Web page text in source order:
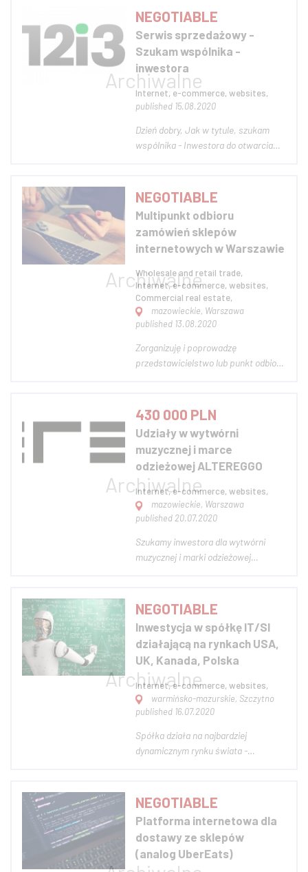
Główna funkcjonalność opiera się na
usystematyzowanej bazie pojazdów i
możliwości eksportu ofert sprzedaży
na serwisy ogłosz...
NEGOTIABLE
Serwis sprzedażowy -
Szukam wspólnika -
inwestora
Internet, e-commerce, websites,
published 15.08.2020
Dzień dobry, Jak w tytule, szukam
wspólnika - Inwestora do otwarcia
istnieje w internecie. Poszukuję
inwestora - wspólnika który chwiałby
zainwestować w rozwój serwisu.
Kategoria...
NEGOTIABLE
Multipunkt odbioru
zamówień sklepów
internetowych w Warszawie
Wholesale and retail trade,
Internet, e-commerce, websites,
Commercial real estate,
mazowieckie, Warszawa
published 13.08.2020
Zorganizuję i poprowadzę
przedstawicielstwo lub punkt odbioru
Warszawą. Do dyspozycji własny
lokal w Warszawie na Żoliborzu
(wyposażone biuro o pow. 25 m2 oraz
magazyn podręczny o pow. o...
430 000 PLN
Udziały w wytwórni
muzycznej i marce
odzieżowej ALTEREGGO
Internet, e-commerce, websites,
mazowieckie, Warszawa
published 20.07.2020
Szukamy inwestora dla wytwórni
muzycznej i marki odzieżowej
250 tys. Subskrybentów (liczba
subskrybcji wzrasta o około 5 tys.
mc). Z wytwórnią powiązana jest
sklep internetowy www.alter...
NEGOTIABLE
Inwestycja w spółkę IT/SI
działającą na rynkach USA,
UK, Kanada, Polska
Internet, e-commerce, websites,
warmińsko-mazurskie, Szczytno
published 16.07.2020
Spółka działa na najbardziej
dynamicznym rynku świata -
Inteligencji. Produkt dystrybuowany
jest głównie na rynki USA, UK,
Kanada, Polska. Produkt odnotowuje
systematyczny wzrost uż...
NEGOTIABLE
Platforma internetowa dla
dostawy ze sklepów
(analog UberEats)